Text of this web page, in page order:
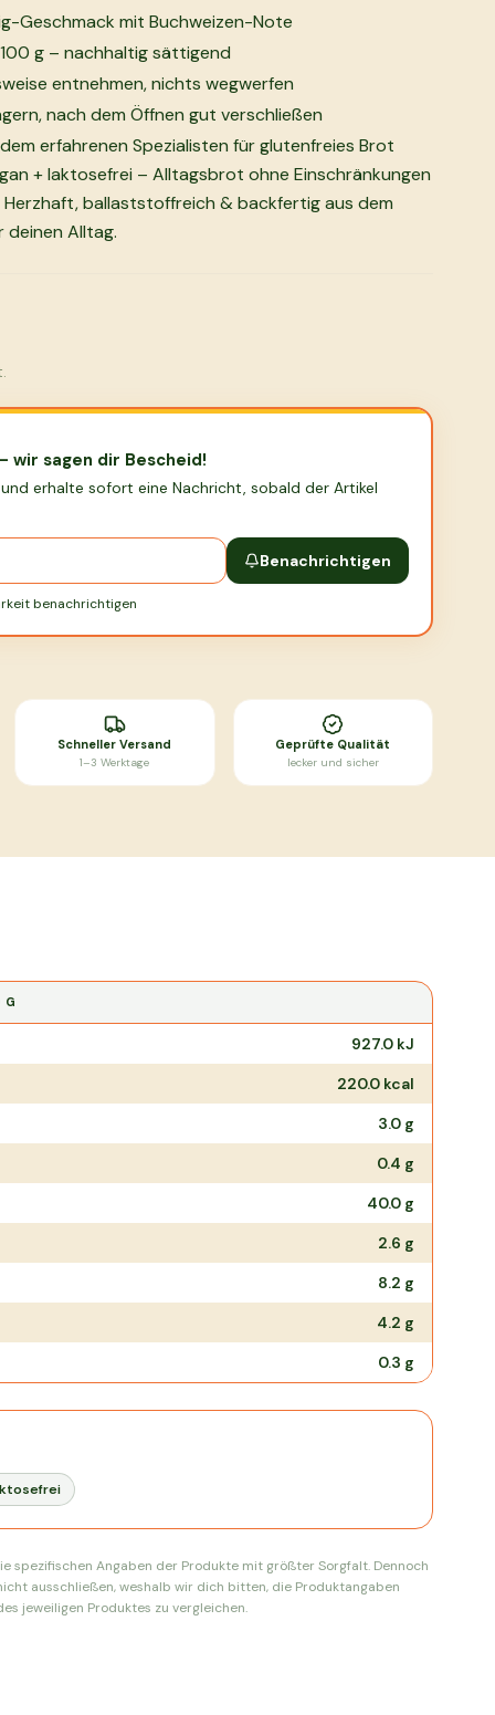
Geschmack mit Buchweizen-Note
g – nachhaltig sättigend
entnehmen, nichts wegwerfen
nach dem Öffnen gut verschließen
erfahrenen Spezialisten für glutenfreies Brot
+ laktosefrei – Alltagsbrot ohne Einschränkungen
ballaststoffreich & backfertig aus dem
deinen Alltag.
wir sagen dir Bescheid!
erhalte sofort eine Nachricht, sobald der Artikel
Benachrichtigen
benachrichtigen
Schneller Versand
1–3 Werktage
Geprüfte Qualität
lecker und sicher
G
927.0 kJ
220.0 kcal
3.0 g
0.4 g
40.0 g
2.6 g
8.2 g
4.2 g
0.3 g
spezifischen Angaben der Produkte mit größter Sorgfalt. Dennoch
ausschließen, weshalb wir dich bitten, die Produktangaben
jeweiligen Produktes zu vergleichen.